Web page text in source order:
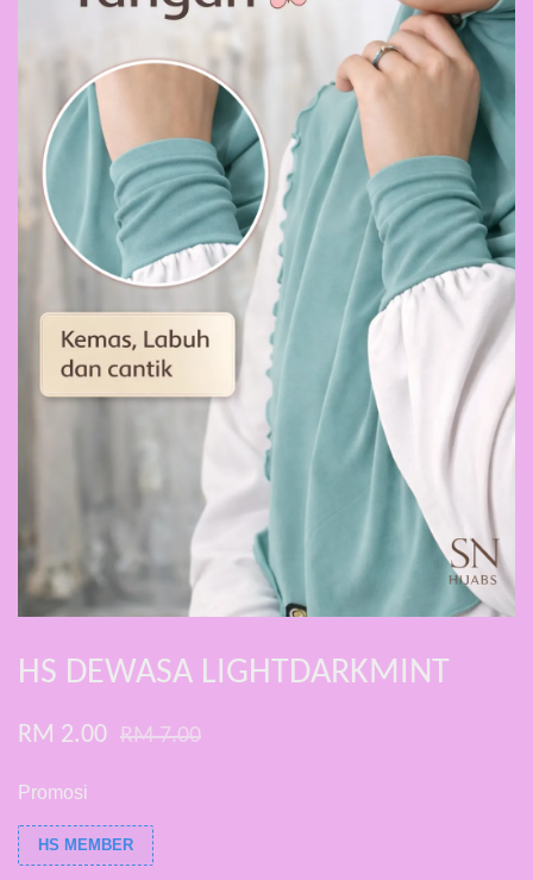
HS DEWASA LIGHTDARKMINT
RM 2.00 RM 7.00
Promosi
HS MEMBER